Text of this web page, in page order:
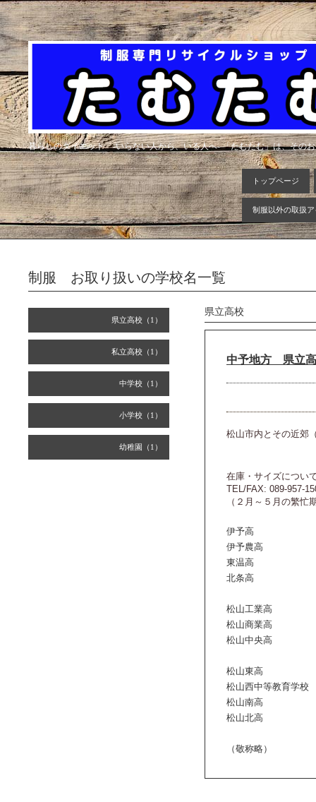
暮らしのダイエット -いらない人から、いる人へ- 「たむたむ」は、その
トップページ
制服以外の取扱
県立高校（1）
私立高校（1）
中学校（1）
小学校（1）
幼稚園（1）
制服 お取り扱いの学校名一覧
県立高校
中予地方 県立
松山市内とその近郊
在庫・サイズについ
TEL/FAX: 089-957-
（２月～５月の繁
伊予高
伊予農高
東温高
北条高
松山工業高
松山商業高
松山中央高
松山東高
松山西中等教育学校
松山南高
松山北高
（敬称略）